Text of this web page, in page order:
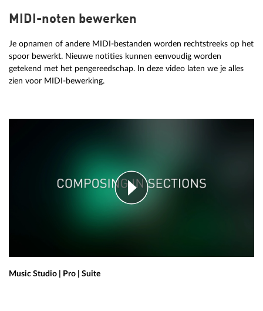
MIDI-noten bewerken
Je opnamen of andere MIDI-bestanden worden rechtstreeks op het
spoor bewerkt. Nieuwe notities kunnen eenvoudig worden
getekend met het pengereedschap. In deze video laten we je alles
zien voor MIDI-bewerking.
Music Studio | Pro | Suite